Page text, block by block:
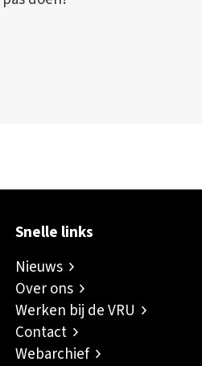
Snelle links
Nieuws
Over ons
Werken bij de VRU
Contact
Webarchief